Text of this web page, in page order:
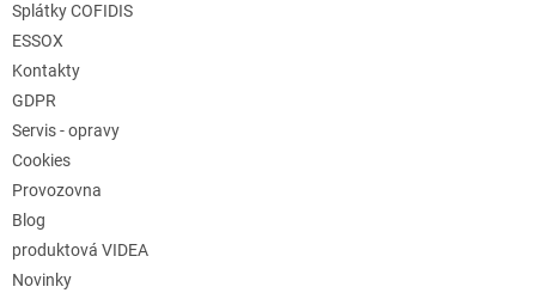
Splátky COFIDIS
ESSOX
Kontakty
GDPR
Servis - opravy
Cookies
Provozovna
Blog
produktová VIDEA
Novinky